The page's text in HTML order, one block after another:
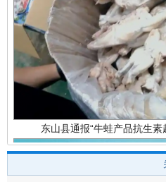
东山县通报“牛蛙产品抗生素